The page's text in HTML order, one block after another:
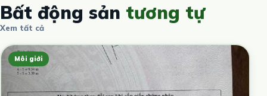
Bất động sản tương tự
Xem tất cả
Môi giới